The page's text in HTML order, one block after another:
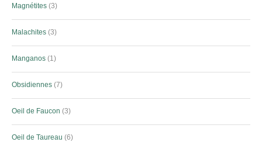
Magnétites 3
Malachites 3
Manganos 1
Obsidiennes 7
Oeil de Faucon 3
Oeil de Taureau 6